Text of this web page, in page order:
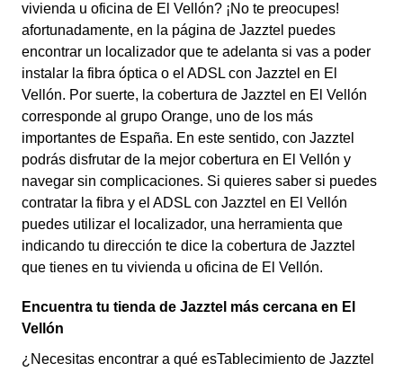
vivienda u oficina de El Vellón? ¡No te preocupes!
afortunadamente, en la página de Jazztel puedes
encontrar un localizador que te adelanta si vas a poder
instalar la fibra óptica o el ADSL con Jazztel en El
Vellón. Por suerte, la cobertura de Jazztel en El Vellón
corresponde al grupo Orange, uno de los más
importantes de España. En este sentido, con Jazztel
podrás disfrutar de la mejor cobertura en El Vellón y
navegar sin complicaciones. Si quieres saber si puedes
contratar la fibra y el ADSL con Jazztel en El Vellón
puedes utilizar el localizador, una herramienta que
indicando tu dirección te dice la cobertura de Jazztel
que tienes en tu vivienda u oficina de El Vellón.
Encuentra tu tienda de Jazztel más cercana en El
Vellón
¿Necesitas encontrar a qué esTablecimiento de Jazztel